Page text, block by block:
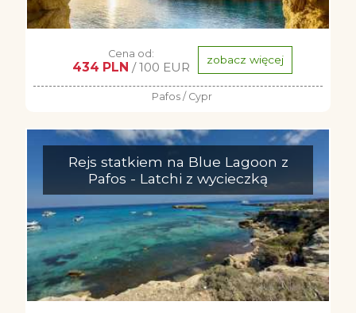
Cena od:
434 PLN / 100 EUR zobacz więcej
Pafos / Cypr
Rejs statkiem na Blue Lagoon z
Pafos - Latchi z wycieczką